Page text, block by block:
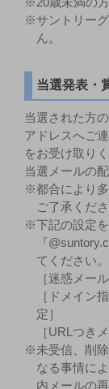
※サントリー
ん。
当選発表・
当選された方
アドレスへご
をお受け取りく
当選メールの
※都合により
ご了承くださ
※下記の設定を
『
てください。
［迷惑メー
［ドメイン
定］
［URLつき
※未受信、削
なる事情に
内メールの